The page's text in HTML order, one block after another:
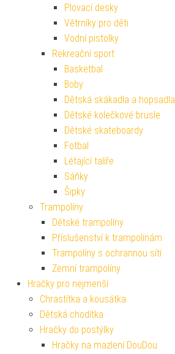
Plovací desky
Větrníky pro děti
Vodní pistolky
Rekreační sport
Basketbal
Boby
Dětská skákadla a hopsadla
Dětské kolečkové brusle
Dětské skateboardy
Fotbal
Létající talíře
Sáňky
Šipky
Trampolíny
Dětské trampolíny
Příslušenství k trampolínám
Trampolíny s ochrannou sítí
Zemní trampolíny
Hračky pro nejmenší
Chrastítka a kousátka
Dětská chodítka
Hračky do postýlky
Hračky na mazlení DouDou